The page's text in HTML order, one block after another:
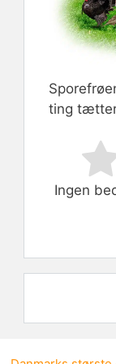
ting
Rate this
Ingen